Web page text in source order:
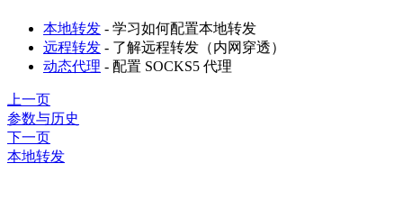
本地转发 - 学习如何配置本地转发
远程转发 - 了解远程转发（内网穿透）
动态代理 - 配置 SOCKS5 代理
上一页
参数与历史
下一页
本地转发